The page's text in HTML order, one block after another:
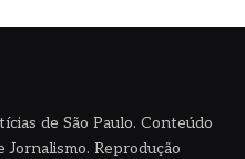
de São Paulo. Conteúdo
Reprodução